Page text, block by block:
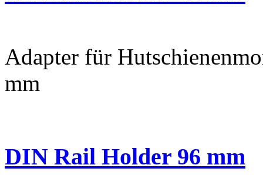
Adapter für
mm
DIN Rail Holder 96 mm